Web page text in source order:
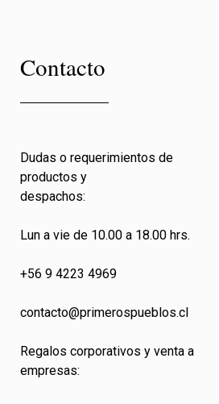
Contacto
Dudas o requerimientos de
productos y
despachos:
Lun a vie de 10.00 a 18.00 hrs.
+56 9 4223 4969
contacto@primerospueblos.cl
Regalos corporativos y venta a
empresas: